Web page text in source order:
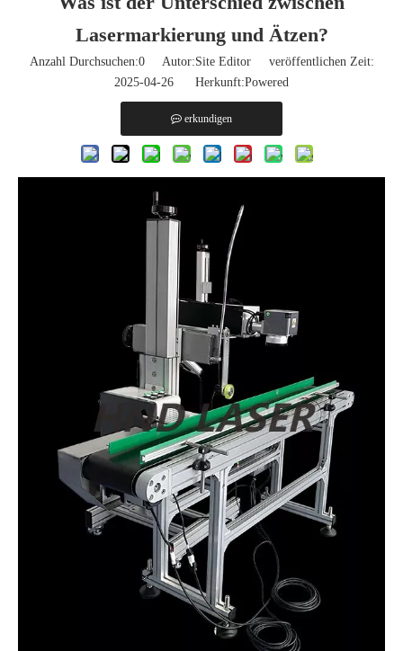
Lasermarkierung und Ätzen?
Anzahl Durchsuchen:0Autor:Site Editor veröffentlichen Zeit:
2025-04-26 Herkunft:Powered
erkundigen